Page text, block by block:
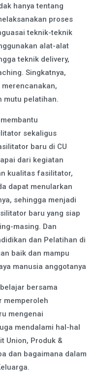
hanya tentang
proses
teknik-teknik
alat-alat
teknik delivery,
Singkatnya,
mutu pelatihan.
sekaligus
baru di CU
dari kegiatan
kualitas fasilitator,
dapat menularkan
sehingga menjadi
baru yang siap
masing. Dan
dan Pelatihan di
baik dan mampu
manusia anggotanya
bersama
memperoleh
mengenai
mendalami hal-hal
Union, Produk &
dan bagaimana dalam